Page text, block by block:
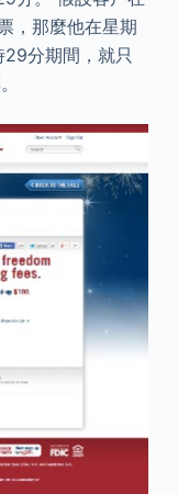
，那麼他在星期
分期間，就只